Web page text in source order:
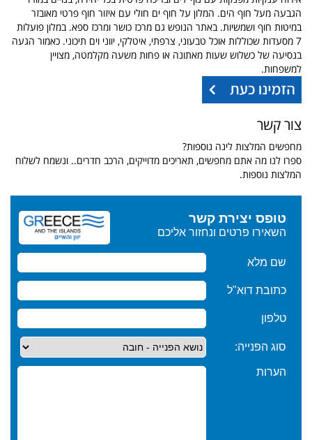
הגבעה מעל חוף הים. המלון על חוף ים חולי עם איזור חוף פרטי מאובזר
במיטות חוף ושמשיות. באתר הנופש גם מרכז כושר ומרכז ספא. במלון פועלות
7 מסעדות שכוללות אוכל טבעוני, צרפתי, איטלקי, יווני וים תיכוני. כאמור הגעה
בנסיעה של כשלוש שעות מאתונה או פחות משעה מקלמטה, מצויין
למשפחות.
צור קשר
מחפשים המלצות לינה נוספות?
ספרו לנו מה אתם מחפשים, תאריכים מדוייקים, הרכב חדרים.. ונשמח לשלוח
המלצות נוספות.